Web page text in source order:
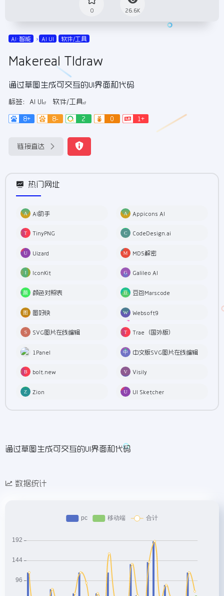
0 26.6K
AI•智能 AI UI 软件/工具
Makereal Tldraw
通过草图生成可交互的UI界面和代码
标签： AI UI 软件/工具
8+ 8- 2 0 1+
链接直达
热门网址
AI助手 Appicons AI
TinyPNG CodeDesign.ai
Uizard MD5解密
IconKit Galileo AI
颜色对照表 豆包Marscode
图好快 Websoft9
SVG图片在线编辑 Trae（国外版）
1Panel 中文版SVG图片在线编辑
bolt.new Visily
Zion UI Sketcher
通过草图生成可交互的UI界面和代码
数据统计